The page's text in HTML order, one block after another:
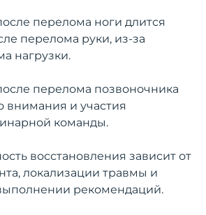
перелома ноги длится
перелома руки, из-за
нагрузки.
перелома позвоночника
внимания и участия
команды.
восстановления зависит от
локализации травмы и
рекомендаций.